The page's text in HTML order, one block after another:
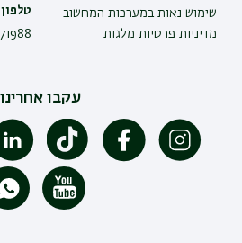
שימוש נאות במערכות המחשוב
מדיניות פרטיות מלגות
עקבו אחרינו